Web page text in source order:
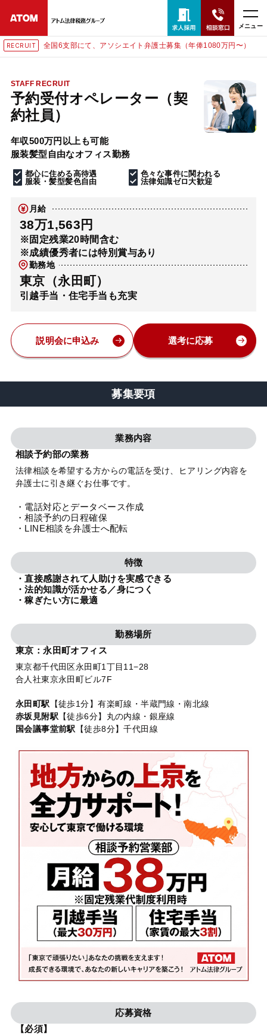
メニュー
RECRUIT 全国6支部にて、アソシエイト弁護士募集（年俸1080万円〜）
STAFF RECRUIT
予約受付オペレーター（契
約社員）
年収500万円以上も可能
服装髪型自由なオフィス勤務
都心に住める高待遇
色々な事件に関われる
服装・髪型髪色自由
法律知識ゼロ大歓迎
月給
38万1,563円
※固定残業20時間含む
※成績優秀者には特別賞与あり
勤務地
東京（永田町）
引越手当・住宅手当も充実
説明会に申込み 選考に応募
募集要項
業務内容
相談予約部の業務
法律相談を希望する方からの電話を受け、ヒアリング内容を
弁護士に引き継ぐお仕事です。
・電話対応とデータベース作成
・相談予約の日程確保
・LINE相談を弁護士へ配転
特徴
・直接感謝されて人助けを実感できる
・法的知識が活かせる／身につく
・稼ぎたい方に最適
勤務場所
東京：永田町オフィス
東京都千代田区永田町1丁目11−28
合人社東京永田町ビル7F
永田町駅 【徒歩1分】有楽町線・半蔵門線・南北線
赤坂見附駅 【徒歩6分】丸の内線・銀座線
国会議事堂前駅
【徒歩8分】千代田線
応募資格
【必須】
24時間365日全国対応
無料相談窓口はこちら
電話・LINE・メールで相談予約受付中
ホーム
取扱分野
解決実績
アクセス
弁護士・税理士
費用
特設サイト
相談先情報サイト
プライバシーポリシー 利用規約 内部通報
TikTok受賞